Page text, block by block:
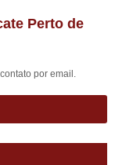
Perto de
por email.